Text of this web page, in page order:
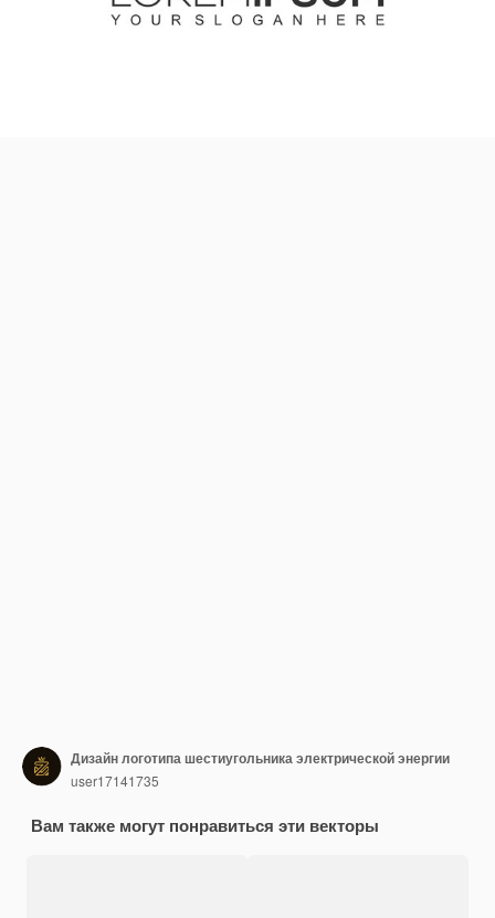
Дизайн логотипа шестиугольника электрической энергии
user17141735
Вам также могут понравиться эти векторы